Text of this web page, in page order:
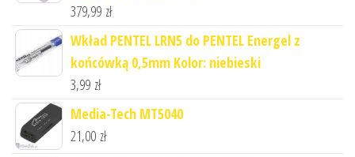
379,99 zł
Wkład PENTEL LRN5 do PENTEL Energel z
końcówką 0,5mm Kolor: niebieski
3,99 zł
Media-Tech MT5040
21,00 zł